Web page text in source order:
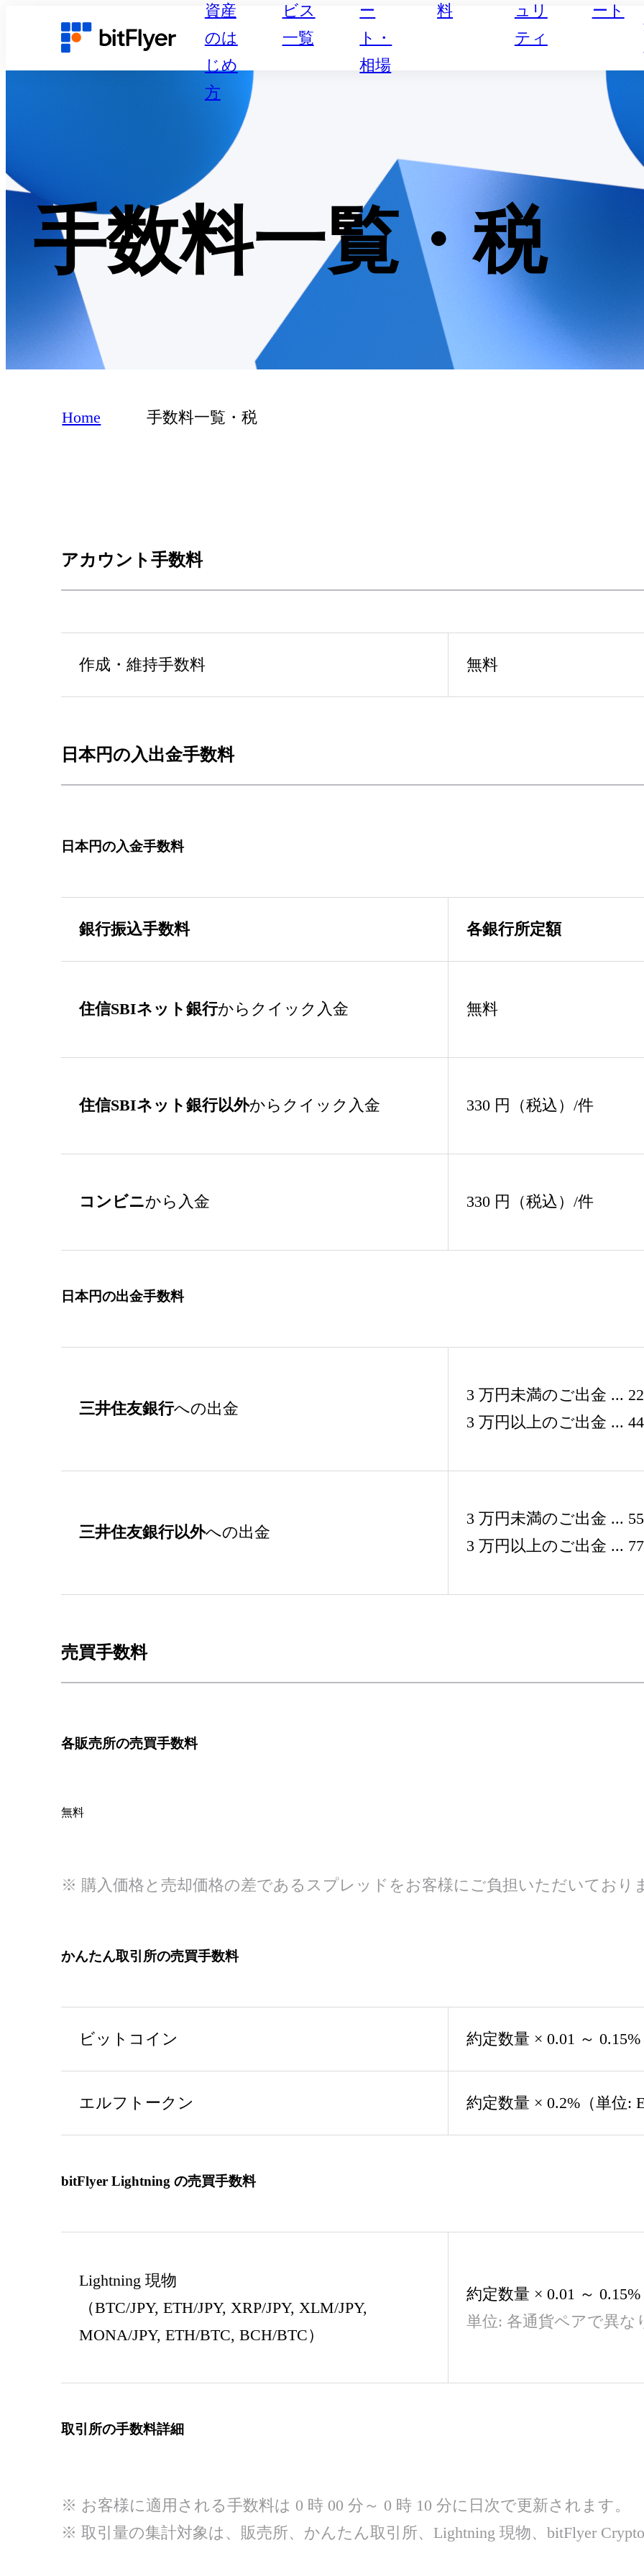
資産
のは
じめ
方
ビス
一覧
ー
ト・
相場
料
ュリ
ティ
ート
手数料一覧・税
Home 手数料一覧・税
アカウント手数料
作成・維持手数料 無料
日本円の入出金手数料
日本円の入金手数料
銀行振込手数料 各銀行所定額
住信SBIネット銀行からクイック入金 無料
住信SBIネット銀行以外からクイック入金 330 円（税込）/件
コンビニから入金 330 円（税込）/件
日本円の出金手数料
三井住友銀行への出金
3 万円未満のご出金 ...
3 万円以上のご出金 ...
三井住友銀行以外への出金
3 万円未満のご出金 ...
3 万円以上のご出金 ...
売買手数料
各販売所の売買手数料
無料
※ 購入価格と売却価格の差であるスプレッドをお客様にご負担いただいており
かんたん取引所の売買手数料
ビットコイン 約定数量 × 0.01 ～
エルフトークン 約定数量 × 0.2%（単位:
bitFlyer Lightning の売買手数料
Lightning 現物
（BTC/JPY, ETH/JPY, XRP/JPY, XLM/JPY,
MONA/JPY, ETH/BTC, BCH/BTC）
約定数量 × 0.01 ～ 0.15%
単位: 各通貨ペアで異な
取引所の手数料詳細
※ お客様に適用される手数料は 0 時 00 分～ 0 時 10 分に日次で更新されます。
※ 取引量の集計対象は、販売所、かんたん取引所、Lightning 現物、bitFlyer